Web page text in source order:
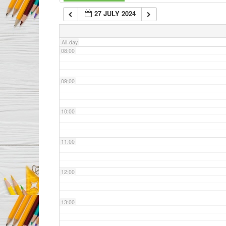
27 JULY 2024
All-day
07:00
08:00
09:00
10:00
11:00
12:00
13:00